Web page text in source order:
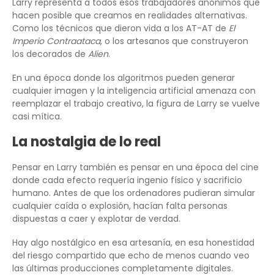
hacen posible que creamos en realidades alternativas.
Como los técnicos que dieron vida a los AT-AT de El
Imperio Contraataca, o los artesanos que construyeron
los decorados de Alien.
En una época donde los algoritmos pueden generar
cualquier imagen y la inteligencia artificial amenaza con
reemplazar el trabajo creativo, la figura de Larry se vuelve
casi mítica.
La nostalgia de lo real
Pensar en Larry también es pensar en una época del cine
donde cada efecto requería ingenio físico y sacrificio
humano. Antes de que los ordenadores pudieran simular
cualquier caída o explosión, hacían falta personas
dispuestas a caer y explotar de verdad.
Hay algo nostálgico en esa artesanía, en esa honestidad
del riesgo compartido que echo de menos cuando veo
las últimas producciones completamente digitales.